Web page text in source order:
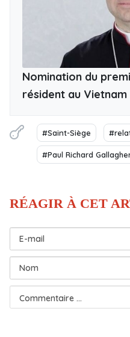
Nomination du
résident au Vietnam
#Saint-Siège
#Paul Richard